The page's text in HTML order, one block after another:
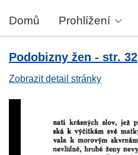
Domů Prohlížení
Podobizny žen - str. 32
Zobrazit detail stránky